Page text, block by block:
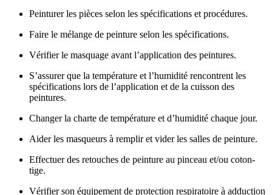
Peinturer les pièces selon les spécifications et procédures.
Faire le mélange de peinture selon les spécifications.
Vérifier le masquage avant l’application des peintures.
S’assurer que la température et l’humidité rencontrent les
spécifications lors de l’application et de la cuisson des
peintures.
Changer la charte de température et d’humidité chaque jour.
Aider les masqueurs à remplir et vider les salles de peinture.
Effectuer des retouches de peinture au pinceau et/ou coton-
tige.
Vérifier son équipement de protection respiratoire à adduction